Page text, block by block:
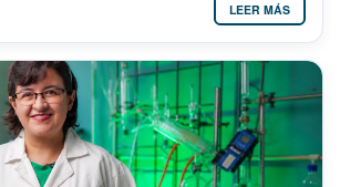
LEER MÁS